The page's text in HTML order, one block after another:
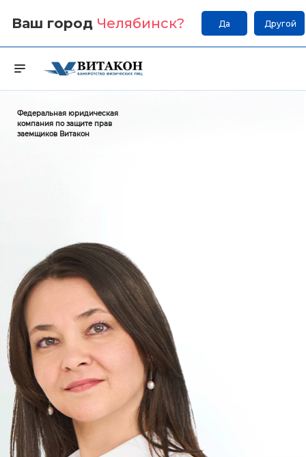
Ваш город Челябинск? Да Другой
Федеральная юридическая
компания по защите прав
заемщиков Витакон